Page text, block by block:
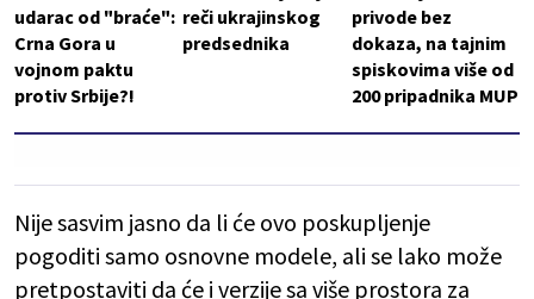
udarac od "braće":
Crna Gora u
vojnom paktu
protiv Srbije?!
reči ukrajinskog
predsednika
privode bez
dokaza, na tajnim
spiskovima više od
200 pripadnika MUP
Nije sasvim jasno da li će ovo poskupljenje
pogoditi samo osnovne modele, ali se lako može
pretpostaviti da će i verzije sa više prostora za